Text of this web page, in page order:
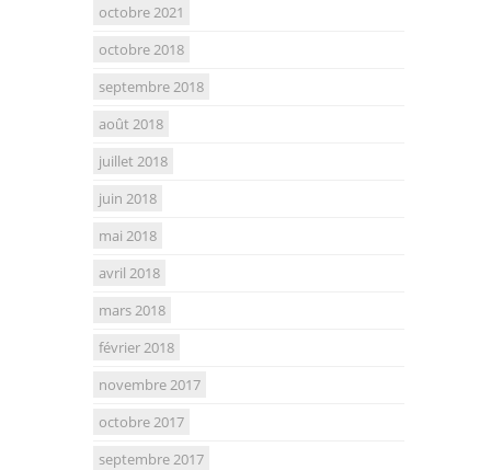
octobre 2021
octobre 2018
septembre 2018
août 2018
juillet 2018
juin 2018
mai 2018
avril 2018
mars 2018
février 2018
novembre 2017
octobre 2017
septembre 2017